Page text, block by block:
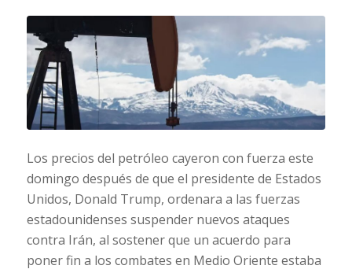
Los precios del petróleo cayeron con fuerza este
domingo después de que el presidente de Estados
Unidos, Donald Trump, ordenara a las fuerzas
estadounidenses suspender nuevos ataques
contra Irán, al sostener que un acuerdo para
poner fin a los combates en Medio Oriente estaba